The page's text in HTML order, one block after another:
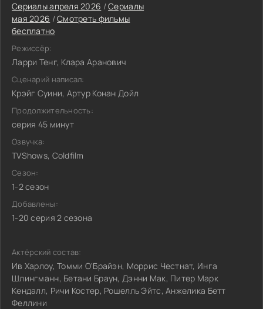
Сериалы апреля 2026 /Сериалы
мая 2026 /Смотреть фильмы
бесплатно
Режиссёр:
Ларри Тенг, Клара Аранович
Сценарий написал:
Крэйг Суини, Артур Конан Дойл
Продолжительность:
серия 45 минут
Озвучка:
TVShows, Coldfilm
Сезон:
1-2 сезон
Добавлены:
1-20 серия 2 сезона
Актёрский состав:
Ив Харлоу, Томми О'Брайэн, Моррис Честнат, Инга
Шлингманн, Бетани Браун, Дэнни Мак, Питер Марк
Кендалл, Ричи Костер, Рошелль Эйтс, Анжелика Бетт
Феллини